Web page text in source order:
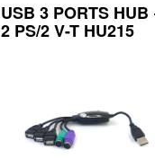
USB 3 PORTS HUB
2 PS/2 V-T HU215